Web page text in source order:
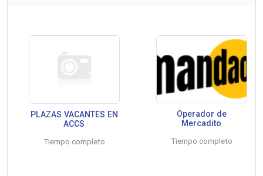
PLAZAS VACANTES EN
ACCS
Tiempo completo
Operador de
Mercadito
Tiempo completo